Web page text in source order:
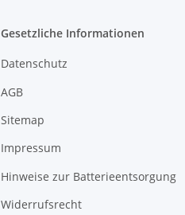
Gesetzliche Informationen
Datenschutz
AGB
Sitemap
Impressum
Hinweise zur Batterieentsorgung
Widerrufsrecht